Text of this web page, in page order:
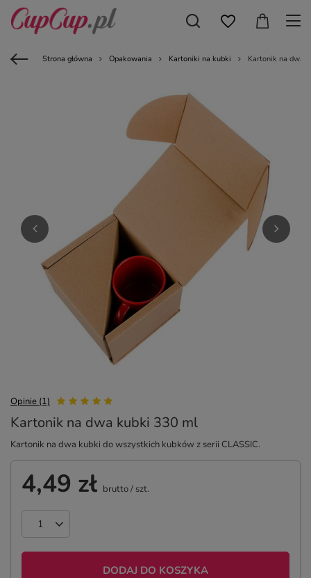
Strona główna Opakowania Kartoniki na kubki Kartonik na dwa
Opinie (1)
Kartonik na dwa kubki 330 ml
Kartonik na dwa kubki do wszystkich kubków z serii CLASSIC.
4,49 zł brutto/ szt.
DODAJ DO KOSZYKA